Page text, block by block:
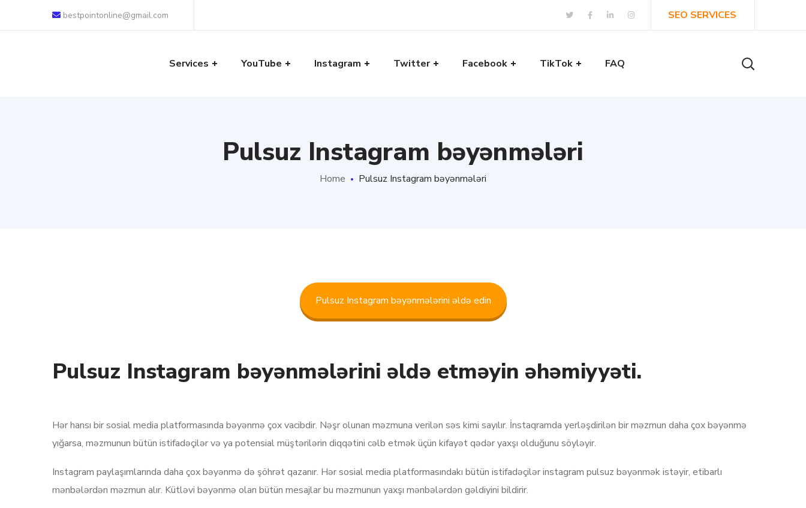
bestpointonline@gmail.com SEO SERVICES
Services YouTube Instagram Twitter Facebook TikTok FAQ
Pulsuz Instagram bəyənmələri
Home Pulsuz Instagram bəyənmələri
Pulsuz Instagram bəyənmələrini əldə edin
Pulsuz Instagram bəyənmələrini əldə etməyin əhəmiyyəti.
Hər hansı bir sosial media platformasında bəyənmə çox vacibdir. Nəşr olunan məzmuna verilən səs kimi sayılır. İnstaqramda yerləşdirilən bir məzmun daha çox bəyənmə
yığarsa, məzmunun bütün istifadəçilər və ya potensial müştərilərin diqqətini cəlb etmək üçün kifayət qədər yaxşı olduğunu söyləyir.
Instagram paylaşımlarında daha çox bəyənmə də şöhrət qazanır. Hər sosial media platformasındakı bütün istifadəçilər instagram pulsuz bəyənmək istəyir, etibarlı
mənbələrdən məzmun alır. Kütləvi bəyənmə olan bütün mesajlar bu məzmunun yaxşı mənbələrdən gəldiyini bildirir.